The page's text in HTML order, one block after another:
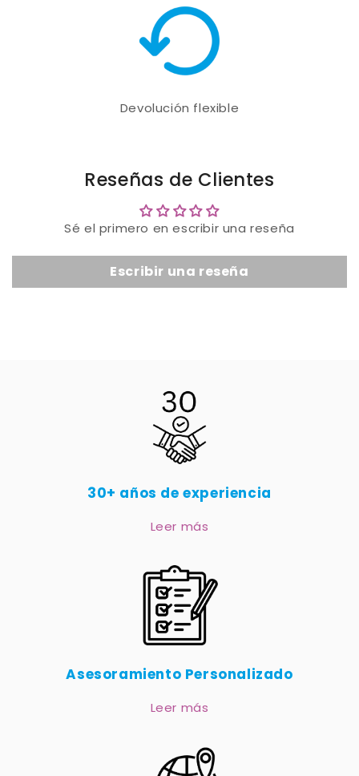
Devolución flexible
Reseñas de Clientes
Sé el primero en escribir una reseña
Escribir una reseña
30+ años de experiencia
Leer más
Asesoramiento Personalizado
Leer más